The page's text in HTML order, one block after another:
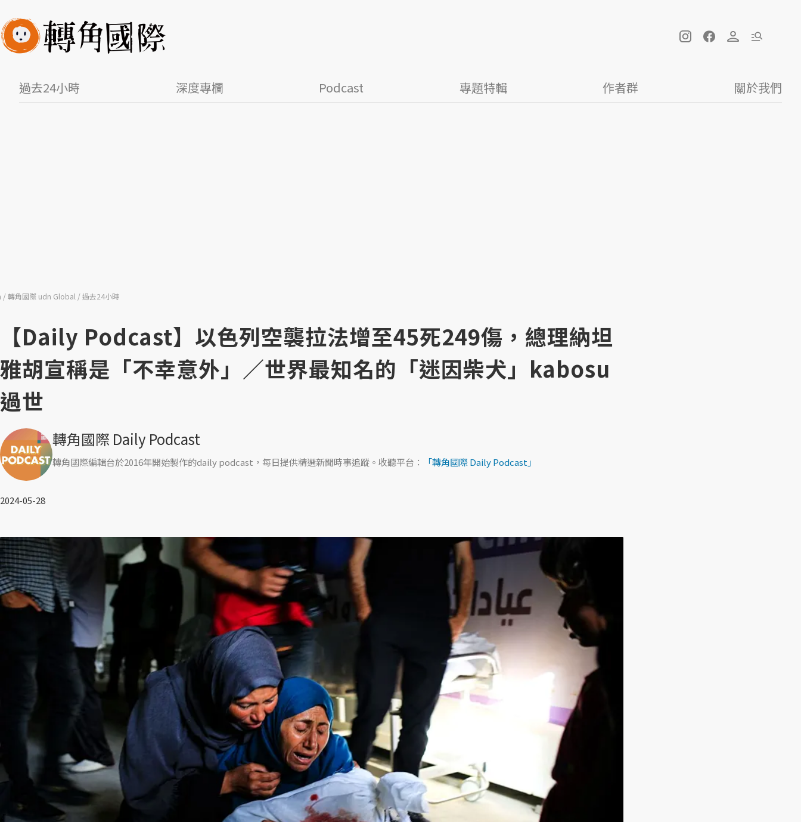
過去24小時 深度專欄 Podcast 專題特輯 作者群 關於我們
轉角國際 udn Global 過去24小時
【Daily Podcast】以色列空襲拉法增至45死249傷，總理納坦
雅胡宣稱是「不幸意外」／世界最知名的「迷因柴犬」kabosu
過世
轉角國際 Daily Podcast
轉角國際編輯台於2016年開始製作的daily podcast，每日提供精選新聞時事追蹤。收聽平台： 「轉角國際 Daily Podcast」
2024-05-28